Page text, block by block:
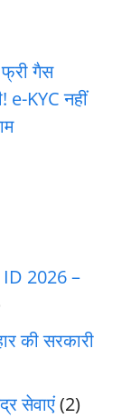
गैस
KYC नहीं
2026 –
की सरकारी
सेवाएं(2)